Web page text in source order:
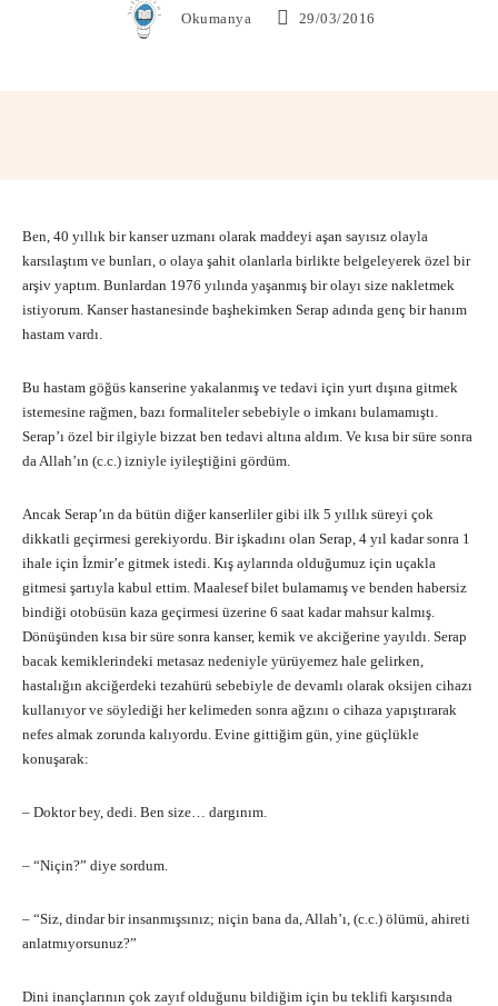
Okumanya 29/03/2016
Ben, 40 yıllık bir kanser uzmanı olarak maddeyi aşan sayısız olayla
karsılaştım ve bunları, o olaya şahit olanlarla birlikte belgeleyerek özel bir
arşiv yaptım. Bunlardan 1976 yılında yaşanmış bir olayı size nakletmek
istiyorum. Kanser hastanesinde başhekimken Serap adında genç bir hanım
hastam vardı.
Bu hastam göğüs kanserine yakalanmış ve tedavi için yurt dışına gitmek
istemesine rağmen, bazı formaliteler sebebiyle o imkanı bulamamıştı.
Serap’ı özel bir ilgiyle bizzat ben tedavi altına aldım. Ve kısa bir süre sonra
da Allah’ın (c.c.) izniyle iyileştiğini gördüm.
Ancak Serap’ın da bütün diğer kanserliler gibi ilk 5 yıllık süreyi çok
dikkatli geçirmesi gerekiyordu. Bir işkadını olan Serap, 4 yıl kadar sonra 1
ihale için İzmir’e gitmek istedi. Kış aylarında olduğumuz için uçakla
gitmesi şartıyla kabul ettim. Maalesef bilet bulamamış ve benden habersiz
bindiği otobüsün kaza geçirmesi üzerine 6 saat kadar mahsur kalmış.
Dönüşünden kısa bir süre sonra kanser, kemik ve akciğerine yayıldı. Serap
bacak kemiklerindeki metasaz nedeniyle yürüyemez hale gelirken,
hastalığın akciğerdeki tezahürü sebebiyle de devamlı olarak oksijen cihazı
kullanıyor ve söylediği her kelimeden sonra ağzını o cihaza yapıştırarak
nefes almak zorunda kalıyordu. Evine gittiğim gün, yine güçlükle
konuşarak:
– Doktor bey, dedi. Ben size… dargınım.
– “Niçin?” diye sordum.
– “Siz, dindar bir insanmışsınız; niçin bana da, Allah’ı, (c.c.) ölümü, ahireti
anlatmıyorsunuz?”
Dini inançlarının çok zayıf olduğunu bildiğim için bu teklifi karşısında